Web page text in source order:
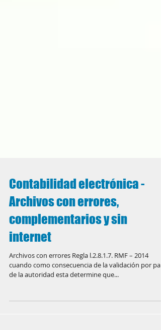
Contabilidad electrónica -
Archivos con errores,
complementarios y sin
internet
Archivos con errores Regla l.2.8.1.7. RMF – 2014